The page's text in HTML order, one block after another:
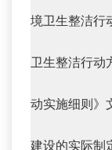
境卫生整洁行
卫生整洁行动
动实施细则》
建设的实际制